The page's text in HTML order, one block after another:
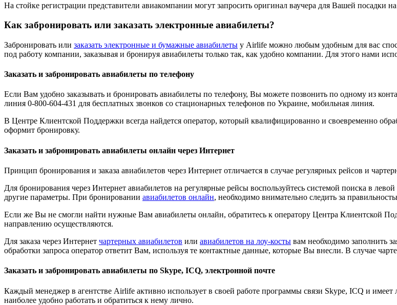
На стойке регистрации представители авиакомпании могут запросить оригинал ваучера для Вашей посадки на
Как забронировать или заказать электронные авиабилеты?
Забронировать или заказать электронные и бумажные авиабилеты у Airlife можно любым удобным для вас
под работу компании, заказывая и бронируя авиабилеты только так, как удобно компании. Для этого нами
Заказать и забронировать авиабилеты по телефону
Если Вам удобно заказывать и бронировать авиабилеты по телефону, Вы можете позвонить по одному из
линия 0-800-604-431 для бесплатных звонков со стационарных телефонов по Украине, мобильная линия.
В Центре Клиентской Поддержки всегда найдется оператор, который квалифицированно и своевременно
оформит бронировку.
Заказать и забронировать авиабилеты онлайн через Интернет
Принцип бронирования и заказа авиабилетов через Интернет отличается в случае регулярных рейсов и
Для бронирования через Интернет авиабилетов на регулярные рейсы воспользуйтесь системой поиска в
другие параметры. При бронировании авиабилетов онлайн, необходимо внимательно следить за
Если же Вы не смогли найти нужные Вам авиабилеты онлайн, обратитесь к оператору Центра Клиентской
направлению осуществляются.
Для заказа через Интернет чартерных авиабилетов или авиабилетов на лоу-косты вам необходимо заполнить
обработки запроса оператор ответит Вам, используя те контактные данные, которые Вы внесли. В случае
Заказать и забронировать авиабилеты по Skype, ICQ, электронной почте
Каждый менеджер в агентстве Airlife активно использует в своей работе программы связи Skype, ICQ и
наиболее удобно работать и обратиться к нему лично.